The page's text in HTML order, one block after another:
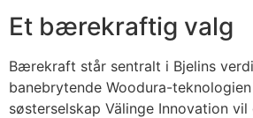
Et bærekraftig valg
Bærekraft står sentralt i Bjelins
banebrytende Woodura-
søsterselskap Välinge Innovation